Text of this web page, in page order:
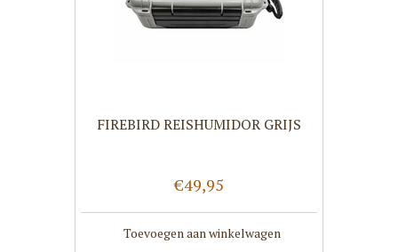
FIREBIRD REISHUMIDOR GRIJS
€49,95
Toevoegen aan winkelwagen